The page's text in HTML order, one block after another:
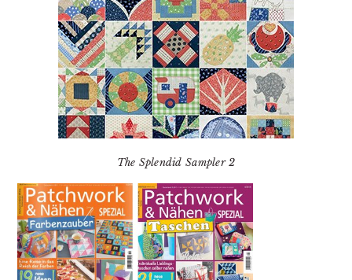
The Splendid Sampler 2